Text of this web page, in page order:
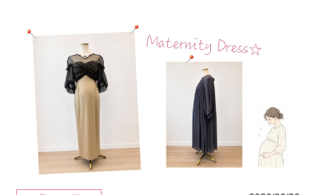
に汗ジミが・・・なんて大惨事すぎ！今回は汗ジミが目立たな
い＆目立ちにくいドレスをご紹介します♡ レース素材でかつボ
レロやオフショルダーで脇汗カバーされているドレス色味のあ
るものでも目立ちにくい。可愛いのに安心して着れるのは嬉し
いです。レースが苦手な方はボレロ付がおすすめ。 一番避けた
いグレーも半袖タイプのボレロならかなりカバーされて安心で
す。それでもやっぱり気になる方はネイビーのレースや明るい
色でも肌に近いお色などが目立ちにくいです。 では最も汗が目
立つドレスは！！！店頭でこっそりお伝えしますね( *´艸｀)ご来
店をお待ちしております。レンタルドレス、ゲストドレスパー